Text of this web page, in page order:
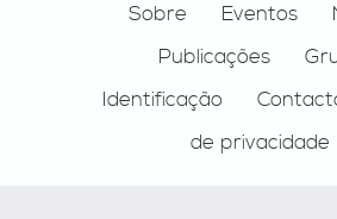
Sobre Eventos
Publicações
Identificação
de privacidade